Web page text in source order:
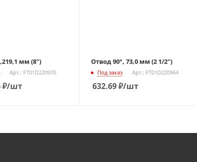
мм (8")
Арт.: FT01D220970
₽/шт
Отвод 90°, 73,0 мм (2 1/2")
Под заказ Арт.: FT01D220964
632.69₽/шт